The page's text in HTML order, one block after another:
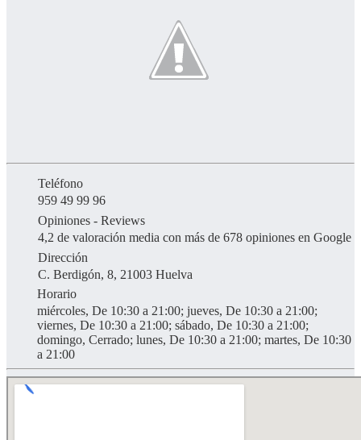
Teléfono
959 49 99 96
Opiniones - Reviews
4,2 de valoración media con más de 678 opiniones en Google
Dirección
C. Berdigón, 8, 21003 Huelva
Horario
miércoles, De 10:30 a 21:00; jueves, De 10:30 a 21:00;
viernes, De 10:30 a 21:00; sábado, De 10:30 a 21:00;
domingo, Cerrado; lunes, De 10:30 a 21:00; martes, De 10:30
a 21:00